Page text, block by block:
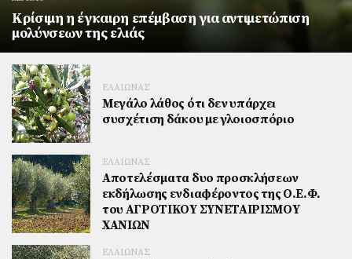
Κρίσιμη η έγκαιρη επέμβαση για αντιμετώπιση
μολύνσεων της ελιάς
ΕΛΑΙΩΝΑΣ
Mεγάλο λάθος ότι δεν υπάρχει
συσχέτιση δάκου με γλοιοσπόριο
ΕΛΑΙΩΝΑΣ
Αποτελέσματα δυο προσκλήσεων
εκδήλωσης ενδιαφέροντος της Ο.Ε.Φ.
του ΑΓΡΟΤΙΚΟΥ ΣΥΝΕΤΑΙΡΙΣΜΟΥ
ΧΑΝΙΩΝ
ΕΛΑΙΩΝΑΣ